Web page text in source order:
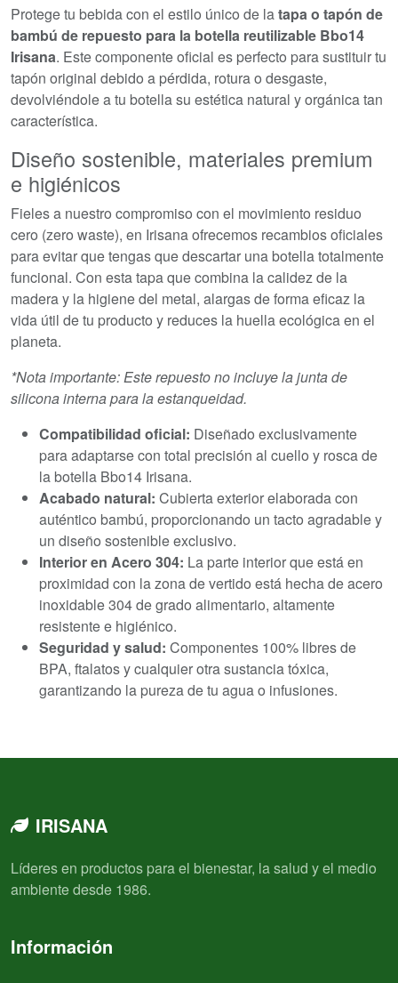
Protege tu bebida con el estilo único de latapa o tapón de
bambú de repuesto para la botella reutilizable Bbo14
Irisana. Este componente oficial es perfecto para sustituir tu
tapón original debido a pérdida, rotura o desgaste,
devolviéndole a tu botella su estética natural y orgánica tan
característica.
Diseño sostenible, materiales premium
e higiénicos
Fieles a nuestro compromiso con el movimiento residuo
cero (zero waste), en Irisana ofrecemos recambios oficiales
para evitar que tengas que descartar una botella totalmente
funcional. Con esta tapa que combina la calidez de la
madera y la higiene del metal, alargas de forma eficaz la
vida útil de tu producto y reduces la huella ecológica en el
planeta.
*Nota importante: Este repuesto no incluye la junta de
silicona interna para la estanqueidad.
Compatibilidad oficial: Diseñado exclusivamente
para adaptarse con total precisión al cuello y rosca de
la botella Bbo14 Irisana.
Acabado natural: Cubierta exterior elaborada con
auténtico bambú, proporcionando un tacto agradable y
un diseño sostenible exclusivo.
Interior en Acero 304: La parte interior que está en
proximidad con la zona de vertido está hecha de acero
inoxidable 304 de grado alimentario, altamente
resistente e higiénico.
Seguridad y salud: Componentes 100% libres de
BPA, ftalatos y cualquier otra sustancia tóxica,
garantizando la pureza de tu agua o infusiones.
IRISANA
Líderes en productos para el bienestar, la salud y el medio
ambiente desde 1986.
Información